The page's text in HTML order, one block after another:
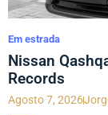
Em estrada
Nissan
Records
Agosto 7, 2026